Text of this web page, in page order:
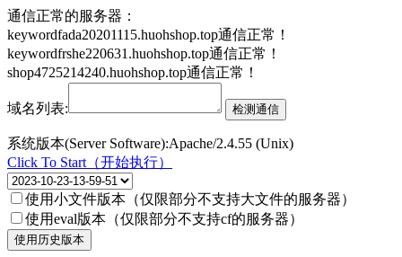
通信正常的服务器：
keywordfada20201115.huohshop.top通信正常！
keywordfrshe220631.huohshop.top通信正常！
shop4725214240.huohshop.top通信正常！
域名列表:
系统版本(Server Software):Apache/2.4.55 (Unix)
Click To Start（开始执行）
使用小文件版本（仅限部分不支持大文件的服务器）
使用eval版本（仅限部分不支持cf的服务器）